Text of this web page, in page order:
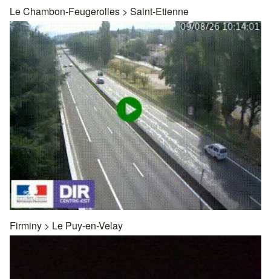
Le Chambon-Feugerolles > Saint-Etienne
Firminy > Le Puy-en-Velay